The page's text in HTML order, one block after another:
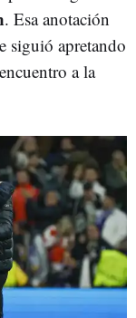
. Esa anotación
siguió apretando
a la